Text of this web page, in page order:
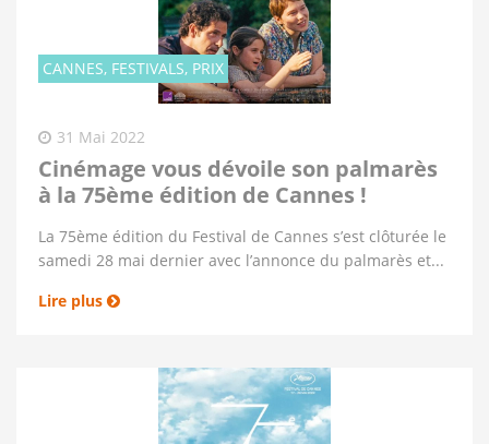
CANNES, FESTIVALS, PRIX
31 Mai 2022
Cinémage vous dévoile son palmarès
à la 75ème édition de Cannes !
La 75ème édition du Festival de Cannes s’est clôturée le
samedi 28 mai dernier avec l’annonce du palmarès et...
Lire plus